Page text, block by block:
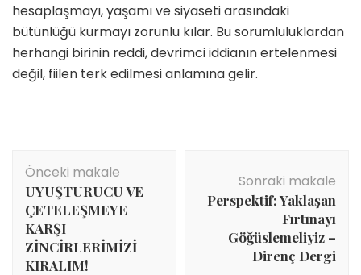
hesaplaşmayı, yaşamı ve siyaseti arasındaki
bütünlüğü kurmayı zorunlu kılar. Bu sorumluluklardan
herhangi birinin reddi, devrimci iddianın ertelenmesi
değil, fiilen terk edilmesi anlamına gelir.
Yazı
dolaşımı
Önceki makale
UYUŞTURUCU VE
ÇETELEŞMEYE
KARŞI
ZİNCİRLERİMİZİ
KIRALIM!
Sonraki makale
Perspektif: Yaklaşan
Fırtınayı
Göğüslemeliyiz –
Direnç Dergi